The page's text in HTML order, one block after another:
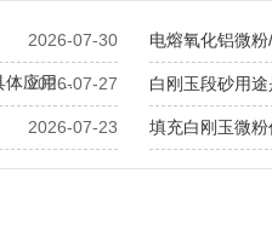
2026-07-30
体应用…
电熔氧化铝微
2026-07-27 白刚玉段砂用途
2026-07-23 填充白刚玉微粉